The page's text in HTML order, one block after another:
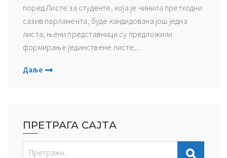
поред Листе за студенте, која је чинила претходни
сазив парламента, буде кандидована још једна
листа, њени представници су предложили
формирање јединствене листе,...
Даље
ПРЕТРАГА САЈТА